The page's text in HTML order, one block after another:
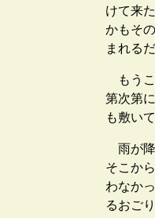
けて来
かもそ
まれる
もうこ
第次第
も敷い
雨が降
そこか
わなか
るおご